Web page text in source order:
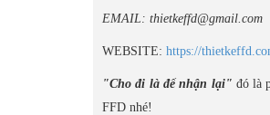
EMAIL: thietkeffd@gmail.com
WEBSITE: https://
"Cho đi là để nhận lại" đó là
FFD nhé!